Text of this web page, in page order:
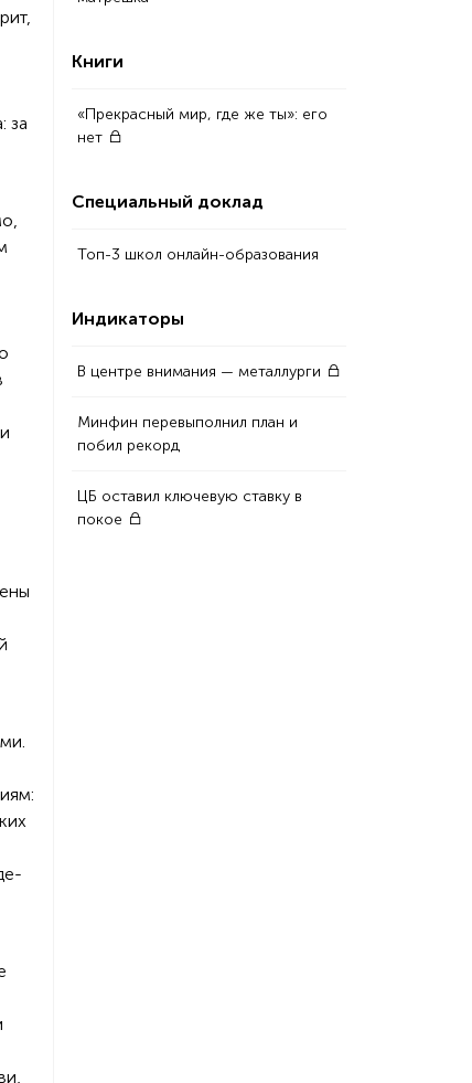
за
Книги
«Прекрасный мир, где же ты»: его
нет
Специальный доклад
Топ-3 школ онлайн-образования
Индикаторы
В центре внимания — металлурги
Минфин перевыполнил план и
побил рекорд
ЦБ оставил ключевую ставку в
покое